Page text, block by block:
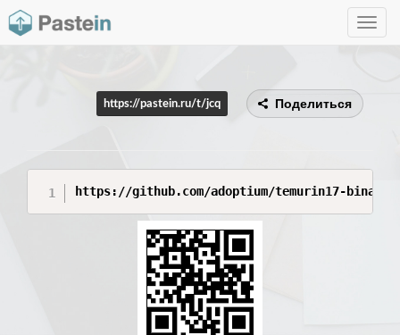
Toggle
https://pastein.ru/t/jcq Поделиться
https://github.com/adoptium/temurin17-binaries/